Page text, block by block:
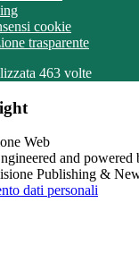
cookie
trasparente
463 volte
and powered
Publishing &
dati personali